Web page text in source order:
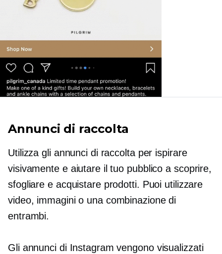
Annunci di raccolta
Utilizza gli annunci di raccolta per ispirare
visivamente e aiutare il tuo pubblico a scoprire,
sfogliare e acquistare prodotti. Puoi utilizzare
video, immagini o una combinazione di
entrambi.
Gli annunci di Instagram vengono visualizzati